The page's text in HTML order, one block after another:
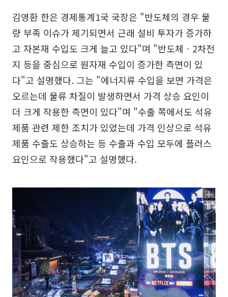
김영환 한은 경제통계1국 국장은 "반도체의 경우 물
량 부족 이슈가 제기되면서 근래 설비 투자가 증가하
고 자본재 수입도 크게 늘고 있다"며 "반도체ㆍ2차전
지 등을 중심으로 원자재 수입이 증가한 측면이 있
다"고 설명했다. 그는 "에너지류 수입을 보면 가격은
오르는데 물류 차질이 발생하면서 가격 상승 요인이
더 크게 작용한 측면이 있다"며 "수출 쪽에서도 석유
제품 관련 제한 조치가 있었는데 가격 인상으로 석유
제품 수출도 상승하는 등 수출과 수입 모두에 플러스
요인으로 작용했다"고 설명했다.